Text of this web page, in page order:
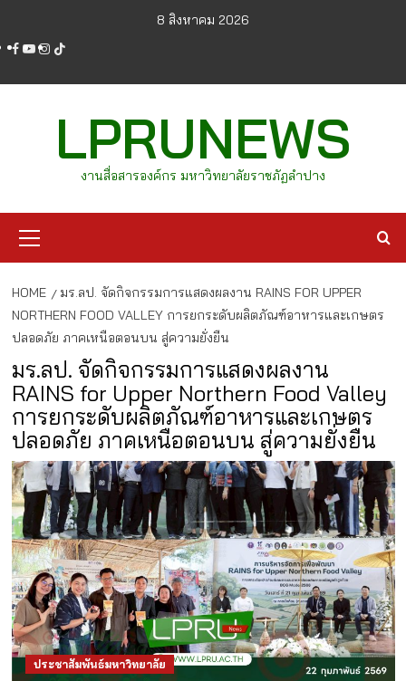
content
8 สิงหาคม 2026
facebook
youtube
instagram
tiktok
LPRUNEWS
งานสื่อสารองค์กร มหาวิทยาลัยราชภัฏลำปาง
Menu
HOME
มร.ลป. จัดกิจกรรมการแสดงผลงาน RAINS FOR UPPER
NORTHERN FOOD VALLEY การยกระดับผลิตภัณฑ์อาหารและเกษตร
ปลอดภัย ภาคเหนือตอนบน สู่ความยั่งยืน
มร.ลป. จัดกิจกรรมการแสดงผลงาน
RAINS for Upper Northern Food Valley
การยกระดับผลิตภัณฑ์อาหารและเกษตร
ปลอดภัย ภาคเหนือตอนบน สู่ความยั่งยืน
ประชาสัมพันธ์มหาวิทยาลัย